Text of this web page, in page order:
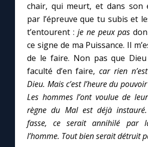
chair, qui meurt, et dans son
par l’épreuve que tu subis et
t’entourent : je ne peux pas
ce signe de ma Puissance. Il
de le faire. Non pas que
faculté d’en faire,car rien
Dieu. Mais c’est l’heure du
Les hommes l’ont voulue de
règne du Mal est déjà
fasse, ce serait annihilé par
l’homme. Tout bien serait détruit